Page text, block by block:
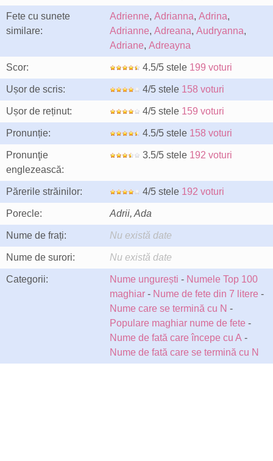
Fete cu sunete
similare:
Adrienne, Adrianna, Adrina,
Adrianne, Adreana, Audryanna,
Adriane, Adreayna
Scor: 4.5/5 stele 199 voturi
Ușor de scris: 4/5 stele 158 voturi
Ușor de reținut: 4/5 stele 159 voturi
Pronunție: 4.5/5 stele 158 voturi
Pronunţie
englezească:
3.5/5 stele 192 voturi
Părerile străinilor: 4/5 stele 192 voturi
Porecle: Adrii, Ada
Nume de frați: Nu există date
Nume de surori: Nu există date
Categorii: Nume ungurești - Numele Top 100
maghiar - Nume de fete din 7 litere -
Nume care se termină cu N -
Populare maghiar nume de fete -
Nume de fată care începe cu A -
Nume de fată care se termină cu N